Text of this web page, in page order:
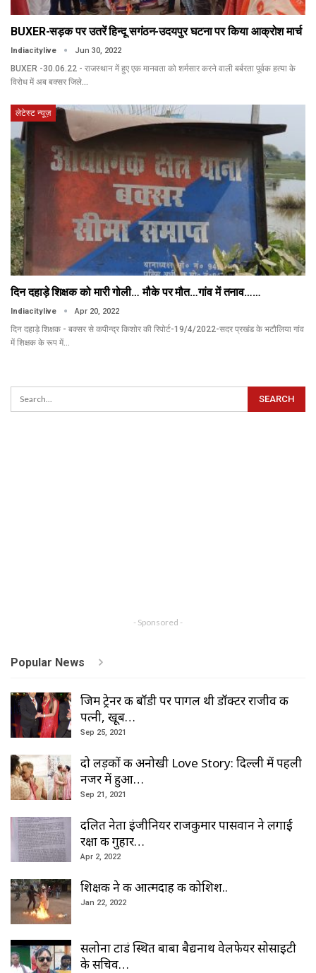
BUXER-सड़क पर उतरें हिन्दू सगंठन-उदयपुर घटना पर किया आक्रोश मार्च
Indiacitylive Jun 30, 2022
BUXER -30.06.22 - राजस्थान में हुए एक मानवता को शर्मसार करने वाली बर्बरता पूर्वक हत्या के
विरोध में अब बक्सर जिले…
लेटेस्ट न्यूज़
दिन दहाड़े शिक्षक को मारी गोली… मौके पर मौत…गांव में तनाव……
Indiacitylive Apr 20, 2022
दिन दहाड़े शिक्षक - बक्सर से कपीन्द्र किशोर की रिपोर्ट-19/4/2022-सदर प्रखंड के भटौलिया गांव
में शिक्षक के रूप में…
- Sponsored -
Popular News
जिम ट्रेनर की बॉडी पर पागल थी डॉक्टर राजीव की
पत्नी, खूब…
Sep 25, 2021
दो लड़कों की अनोखी Love Story: दिल्ली में पहली
नजर में हुआ…
Sep 21, 2021
दलित नेता इंजीनियर राजकुमार पासवान ने लगाई
रक्षा की गुहार…
Apr 2, 2022
शिक्षक ने की आत्मदाह की कोशिश..
Jan 22, 2022
सलोना टाडं स्थित बाबा बैद्यनाथ वेलफेयर सोसाइटी
के सचिव…